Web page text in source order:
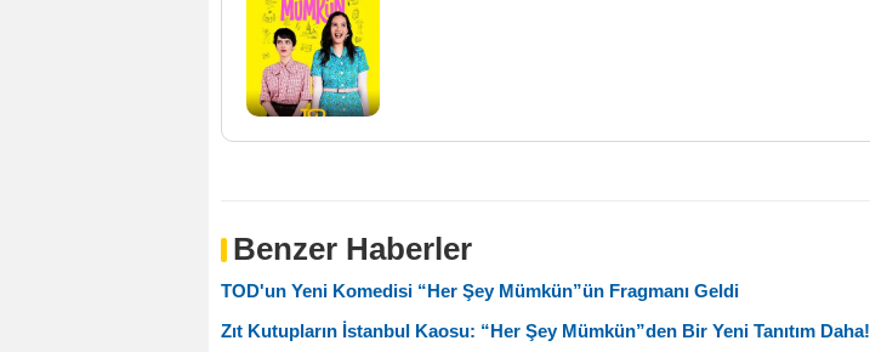
Benzer Haberler
TOD'un Yeni Komedisi “Her Şey Mümkün”ün Fragmanı Geldi
Zıt Kutupların İstanbul Kaosu: “Her Şey Mümkün”den Bir Yeni Tanıtım Daha!